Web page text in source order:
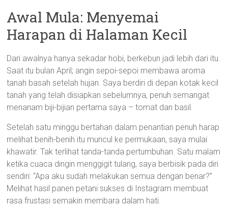
Awal Mula: Menyemai
Harapan di Halaman Kecil
Dari awalnya hanya sekadar hobi, berkebun jadi lebih dari itu.
Saat itu bulan April; angin sepoi-sepoi membawa aroma
tanah basah setelah hujan. Saya berdiri di depan kotak kecil
tanah yang telah disiapkan sebelumnya, penuh semangat
menanam biji-bijian pertama saya – tomat dan basil.
Setelah satu minggu bertahan dalam penantian penuh harap
melihat benih-benih itu muncul ke permukaan, saya mulai
khawatir. Tak terlihat tanda-tanda pertumbuhan. Satu malam
ketika cuaca dingin menggigit tulang, saya berbisik pada diri
sendiri: “Apa aku sudah melakukan semua dengan benar?”
Melihat hasil panen petani sukses di Instagram membuat
rasa frustasi semakin membara dalam hati.